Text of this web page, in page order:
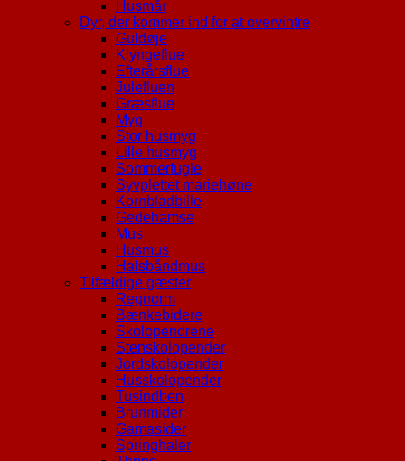
Husmår
Dyr, der kommer ind for at overvintre
Guldøje
Klyngeflue
Efterårsflue
Julefluen
Græsflue
Myg
Stor husmyg
Lille husmyg
Sommerfugle
Syvplettet mariehøne
Kornbladbille
Gedehamse
Mus
Husmus
Halsbåndmus
Tilfældige gæster
Regnorm
Bænkebidere
Skolopendrene
Stenskolopender
Jordskolopender
Husskolopender
Tusindben
Brunmider
Gamasider
Springhaler